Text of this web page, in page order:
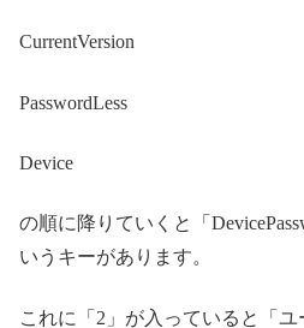
CurrentVersion
PasswordLess
Device
の順に降りていくと「
いうキーがあります。
これに「2」が入っていると「